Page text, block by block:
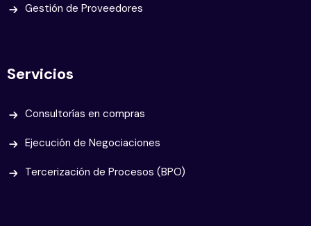
Gestión de Proveedores
Servicios
Consultorías en compras
Ejecución de Negociaciones
Tercerización de Procesos (BPO)